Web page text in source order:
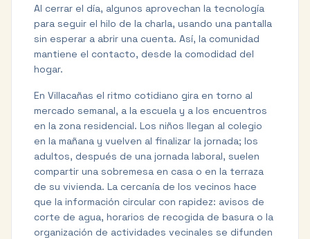
Al cerrar el día, algunos aprovechan la tecnología
para seguir el hilo de la charla, usando una pantalla
sin esperar a abrir una cuenta. Así, la comunidad
mantiene el contacto, desde la comodidad del
hogar.
En Villacañas el ritmo cotidiano gira en torno al
mercado semanal, a la escuela y a los encuentros
en la zona residencial. Los niños llegan al colegio
en la mañana y vuelven al finalizar la jornada; los
adultos, después de una jornada laboral, suelen
compartir una sobremesa en casa o en la terraza
de su vivienda. La cercanía de los vecinos hace
que la información circular con rapidez: avisos de
corte de agua, horarios de recogida de basura o la
organización de actividades vecinales se difunden